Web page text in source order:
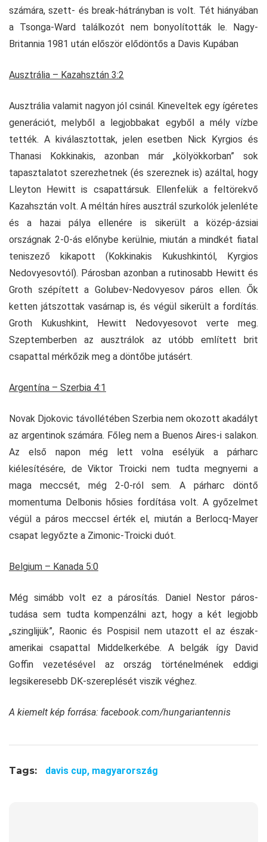
számára, szett- és break-hátrányban is volt. Tét hiányában
a Tsonga-Ward találkozót nem bonyolították le. Nagy-
Britannia 1981 után először elődöntős a Davis Kupában
Ausztrália – Kazahsztán 3:2
Ausztrália valamit nagyon jól csinál. Kineveltek egy ígéretes
generációt, melyből a legjobbakat egyből a mély vízbe
tették. A kiválasztottak, jelen esetben Nick Kyrgios és
Thanasi Kokkinakis, azonban már „kölyökkorban” sok
tapasztalatot szerezhetnek (és szereznek is) azáltal, hogy
Lleyton Hewitt is csapattársuk. Ellenfelük a feltörekvő
Kazahsztán volt. A méltán híres ausztrál szurkolók jelenléte
és a hazai pálya ellenére is sikerült a közép-ázsiai
országnak 2-0-ás előnybe kerülnie, miután a mindkét fiatal
teniszező kikapott (Kokkinakis Kukushkintól, Kyrgios
Nedovyesovtól). Párosban azonban a rutinosabb Hewitt és
Groth szépített a Golubev-Nedovyesov páros ellen. Ők
ketten játszottak vasárnap is, és végül sikerült a fordítás.
Groth Kukushkint, Hewitt Nedovyesovot verte meg.
Szeptemberben az ausztrálok az utóbb említett brit
csapattal mérkőzik meg a döntőbe jutásért.
Argentína – Szerbia 4:1
Novak Djokovic távollétében Szerbia nem okozott akadályt
az argentinok számára. Főleg nem a Buenos Aires-i salakon.
Az első napon még lett volna esélyük a párharc
kiélesítésére, de Viktor Troicki nem tudta megnyerni a
maga meccsét, még 2-0-ról sem. A párharc döntő
momentuma Delbonis hősies fordítása volt. A győzelmet
végül a páros meccsel érték el, miután a Berlocq-Mayer
csapat legyőzte a Zimonic-Troicki duót.
Belgium – Kanada 5:0
Még simább volt ez a párosítás. Daniel Nestor páros-
tudása sem tudta kompenzálni azt, hogy a két legjobb
„szinglijük”, Raonic és Pospisil nem utazott el az észak-
amerikai csapattal Middelkerkébe. A belgák így David
Goffin vezetésével az ország történelmének eddigi
legsikeresebb DK-szereplését viszik véghez.
A kiemelt kép forrása: facebook.com/hungariantennis
Tags: davis cup, magyarország